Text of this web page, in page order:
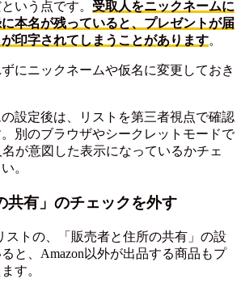
いう点です。 受取人をニックネームに
本名が残っていると、プレゼントが届
印字されてしまうことがあります。
にニックネームや仮名に変更しておき
設定後は、リストを第三者視点で確認
別のブラウザやシークレットモードで
が意図した表示になっているかチェ
。
共有」のチェックを外す
ストの、「販売者と住所の共有」の設
と、Amazon以外が出品する商品もプ
す。